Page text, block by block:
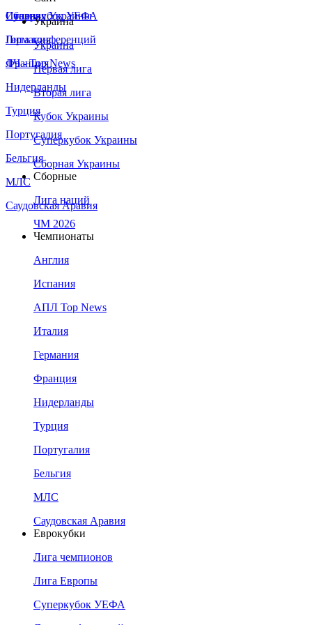
Сборная Украины
Италия
Германия
Франция
Нидерланды
Турция
Португалия
Бельгия
МЛС
Саудовская Аравия
Суперкубок УЕФА
Лига конференций
ЛЧ - Top News
Украина
Украина
Первая лига
Вторая лига
Кубок Украины
Суперкубок Украины
Сборная Украины
Сборные
Лига наций
ЧМ 2026
Чемпионаты
Англия
Испания
АПЛ Top News
Италия
Германия
Франция
Нидерланды
Турция
Португалия
Бельгия
МЛС
Саудовская Аравия
Еврокубки
Лига чемпионов
Лига Европы
Суперкубок УЕФА